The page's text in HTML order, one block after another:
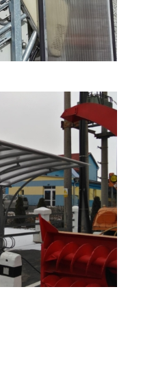
práce
Bicykle